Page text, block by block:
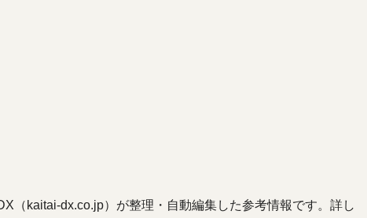
（kaitai-dx.co.jp）が整理・自動編集した参考情報です。詳し